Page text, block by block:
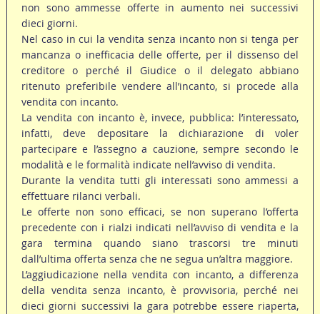
non sono ammesse offerte in aumento nei successivi
dieci giorni.
Nel caso in cui la vendita senza incanto non si tenga per
mancanza o inefficacia delle offerte, per il dissenso del
creditore o perché il Giudice o il delegato abbiano
ritenuto preferibile vendere all’incanto, si procede alla
vendita con incanto.
La vendita con incanto è, invece, pubblica: l’interessato,
infatti, deve depositare la dichiarazione di voler
partecipare e l’assegno a cauzione, sempre secondo le
modalità e le formalità indicate nell’avviso di vendita.
Durante la vendita tutti gli interessati sono ammessi a
effettuare rilanci verbali.
Le offerte non sono efficaci, se non superano l’offerta
precedente con i rialzi indicati nell’avviso di vendita e la
gara termina quando siano trascorsi tre minuti
dall’ultima offerta senza che ne segua un’altra maggiore.
L’aggiudicazione nella vendita con incanto, a differenza
della vendita senza incanto, è provvisoria, perché nei
dieci giorni successivi la gara potrebbe essere riaperta,